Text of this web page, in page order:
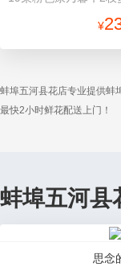
¥
蚌埠五河县花店专业提供蚌
最快2小时鲜花配送上门！
蚌埠五河县
思念